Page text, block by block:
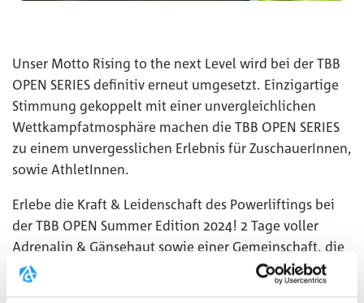
Unser Motto Rising to the next Level wird bei der TBB
OPEN SERIES definitiv erneut umgesetzt. Einzigartige
Stimmung gekoppelt mit einer unvergleichlichen
Wettkampfatmosphäre machen die TBB OPEN SERIES
zu einem unvergesslichen Erlebnis für ZuschauerInnen,
sowie AthletInnen.
Erlebe die Kraft & Leidenschaft des Powerliftings bei
der TBB OPEN Summer Edition 2024! 2 Tage voller
Adrenalin & Gänsehaut sowie einer Gemeinschaft, die
KDK nicht nur liebt, sondern zelebriert